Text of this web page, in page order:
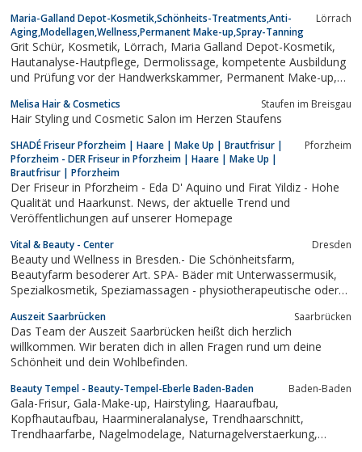
Maria-Galland Depot-Kosmetik,Schönheits-Treatments,Anti-
Aging,Modellagen,Wellness,Permanent Make-up,Spray-Tanning
Lörrach
Grit Schür, Kosmetik, Lörrach, Maria Galland Depot-Kosmetik,
Hautanalyse-Hautpflege, Dermolissage, kompetente Ausbildung
und Prüfung vor der Handwerkskammer, Permanent Make-up,
Melisa Hair & Cosmetics Staufen im Breisgau
Hair Styling und Cosmetic Salon im Herzen Staufens
SHADÉ Friseur Pforzheim | Haare | Make Up | Brautfrisur |
Pforzheim - DER Friseur in Pforzheim | Haare | Make Up |
Brautfrisur | Pforzheim
Pforzheim
Der Friseur in Pforzheim - Eda D' Aquino und Firat Yildiz - Hohe
Qualität und Haarkunst. News, der aktuelle Trend und
Veröffentlichungen auf unserer Homepage
Vital & Beauty - Center Dresden
Beauty und Wellness in Bresden.- Die Schönheitsfarm,
Beautyfarm besoderer Art. SPA- Bäder mit Unterwassermusik,
Spezialkosmetik, Speziamassagen - physiotherapeutische oder
heisse Schokolade u.a., Psammotherapie - heisser Sand,
Heilmoor, Laser-Haarentfernung und...
Auszeit Saarbrücken Saarbrücken
Das Team der Auszeit Saarbrücken heißt dich herzlich
willkommen. Wir beraten dich in allen Fragen rund um deine
Schönheit und dein Wohlbefinden.
Beauty Tempel - Beauty-Tempel-Eberle Baden-Baden Baden-Baden
Gala-Frisur, Gala-Make-up, Hairstyling, Haaraufbau,
Kopfhautaufbau, Haarmineralanalyse, Trendhaarschnitt,
Trendhaarfarbe, Nagelmodelage, Naturnagelverstaerkung,